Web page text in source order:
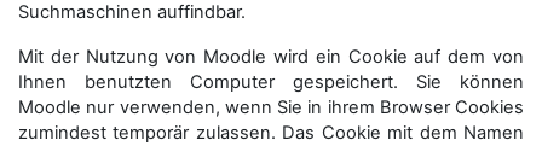
Suchmaschi­nen auffindbar.
Mit der Nutzung von Moodle wird ein Cookie auf dem von
Ihnen benutzten Computer gespeichert. Sie können
Moodle nur verwenden, wenn Sie in ihrem Browser Cookies
zumindest temporär zulassen. Das Cookie mit dem Namen